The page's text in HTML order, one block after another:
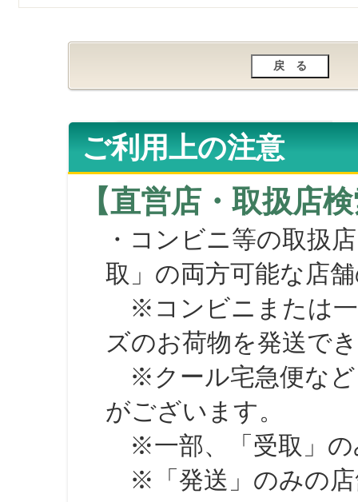
ご利用上の注意
【直営店・取扱店
・コンビニ等の取扱
取」の両方可能な店
※コンビニまたは一
ズのお荷物を発送で
※クール宅急便など
がございます。
※一部、「受取」の
※「発送」のみの店